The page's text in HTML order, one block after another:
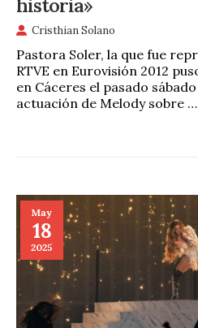
Cristhian Solano
Pastora Soler, la que fue
RTVE en Eurovisión 2012
en Cáceres el pasado
actuación de Melody sobre …
May
18
2025